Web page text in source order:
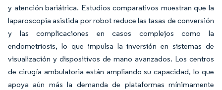
y atención bariátrica. Estudios comparativos muestran que la
laparoscopia asistida por robot reduce las tasas de conversión
y las complicaciones en casos complejos como la
endometriosis, lo que impulsa la inversión en sistemas de
visualización y dispositivos de mano avanzados. Los centros
de cirugía ambulatoria están ampliando su capacidad, lo que
apoya aún más la demanda de plataformas mínimamente